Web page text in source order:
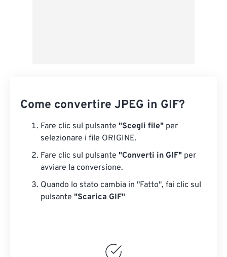
Come convertire JPEG in GIF?
Fare clic sul pulsante "Scegli file" per
selezionare i file ORIGINE.
Fare clic sul pulsante "Converti in GIF" per
avviare la conversione.
Quando lo stato cambia in "Fatto", fai clic sul
pulsante "Scarica GIF"